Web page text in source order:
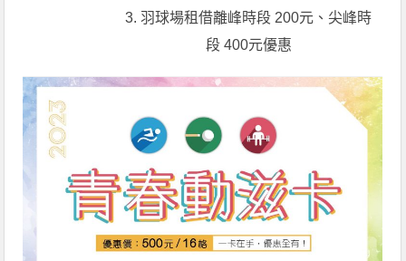
3. 羽球場租借離峰時段 200元、尖峰時
段 400元優惠